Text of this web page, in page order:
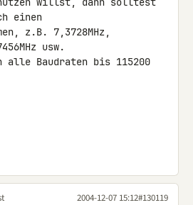
einen
z.B. 7,3728MHz,
usw.
alle Baudraten bis 115200
2004-12-07 15:12#130119